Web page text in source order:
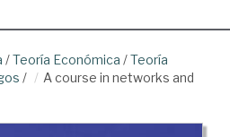
/Teoría Económica /Teoría
/
A course in networks and